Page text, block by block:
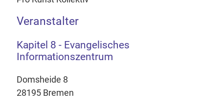
Veranstalter
Kapitel 8 - Evangelisches
Informationszentrum
Domsheide 8
28195 Bremen